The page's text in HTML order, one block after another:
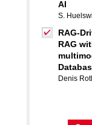
AI
S.
RAG-
RAG
Denis